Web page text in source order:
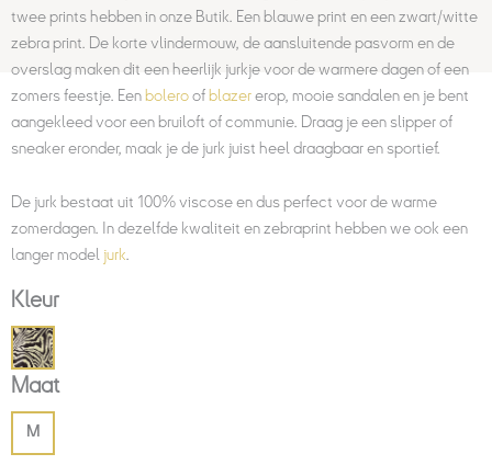
twee prints hebben in onze Butik. Een blauwe print en een zwart/witte
zebra print. De korte vlindermouw, de aansluitende pasvorm en de
overslag maken dit een heerlijk jurkje voor de warmere dagen of een
zomers feestje. Een boleroof blazererop, mooie sandalen en je bent
aangekleed voor een bruiloft of communie. Draag je een slipper of
sneaker eronder, maak je de jurk juist heel draagbaar en sportief.
De jurk bestaat uit 100% viscose en dus perfect voor de warme
zomerdagen. In dezelfde kwaliteit en zebraprint hebben we ook een
langer model jurk.
Kleur
Maat
M